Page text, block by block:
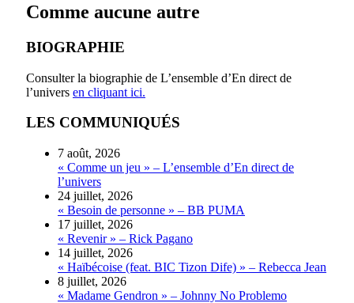
Comme aucune autre
BIOGRAPHIE
Consulter la biographie de L’ensemble d’En direct de
l’univers en cliquant ici.
LES COMMUNIQUÉS
7 août, 2026
« Comme un jeu » – L’ensemble d’En direct de
l’univers
24 juillet, 2026
« Besoin de personne » – BB PUMA
17 juillet, 2026
« Revenir » – Rick Pagano
14 juillet, 2026
« Haïbécoise (feat. BIC Tizon Dife) » – Rebecca Jean
8 juillet, 2026
« Madame Gendron » – Johnny No Problemo